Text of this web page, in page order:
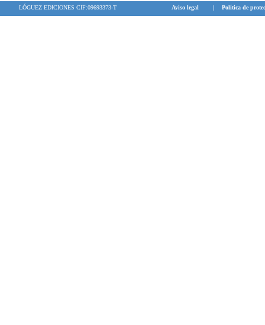
LÓGUEZ EDICIONES CIF:09693373-T Aviso legal | Política de